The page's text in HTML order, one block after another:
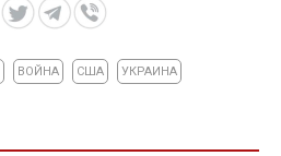
ВОЙНА США УКРАИНА